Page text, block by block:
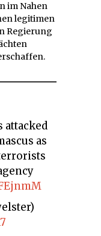
im Nahen
legitimen
Regierung
attacked
as